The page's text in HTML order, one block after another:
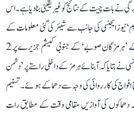
نے بات چیت کے نتائج کو غیر یقینی بنا دیا ہے۔ اس
نیوز ایجنسی کی جانب سے شیئر کی گئی معلومات کے
مطابق جمعرات کی رات ایران کے ’ہرمزگان صوبے‘ کے جنوبی کیشم جزیرے پر 2
نے بتایا کہ آبنائے ہرمز کے داخلی راستے پر ’دشمن
کی کارروائی کی وجہ سے دھماکے ہوئے۔ تسنیم
دھماکوں کی آوازیں مقامی وقت کے مطابق رات